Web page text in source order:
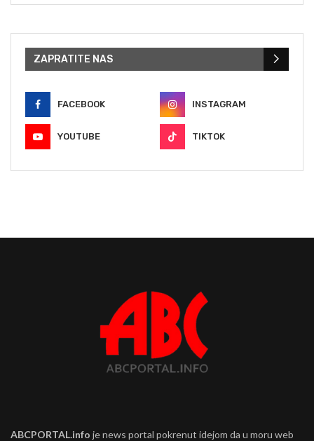
ZAPRATITE NAS
FACEBOOK INSTAGRAM
YOUTUBE TIKTOK
ABCPORTAL.info je news portal pokrenut idejom da u moru web